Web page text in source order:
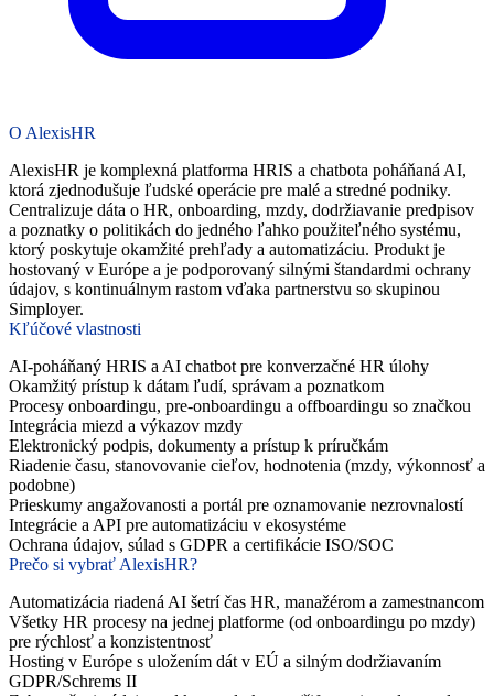
O AlexisHR
AlexisHR je komplexná platforma HRIS a chatbota poháňaná AI,
ktorá zjednodušuje ľudské operácie pre malé a stredné podniky.
Centralizuje dáta o HR, onboarding, mzdy, dodržiavanie predpisov
a poznatky o politikách do jedného ľahko použiteľného systému,
ktorý poskytuje okamžité prehľady a automatizáciu. Produkt je
hostovaný v Európe a je podporovaný silnými štandardmi ochrany
údajov, s kontinuálnym rastom vďaka partnerstvu so skupinou
Simployer.
Kľúčové vlastnosti
AI-poháňaný HRIS a AI chatbot pre konverzačné HR úlohy
Okamžitý prístup k dátam ľudí, správam a poznatkom
Procesy onboardingu, pre-onboardingu a offboardingu so značkou
Integrácia miezd a výkazov mzdy
Elektronický podpis, dokumenty a prístup k príručkám
Riadenie času, stanovovanie cieľov, hodnotenia (mzdy, výkonnosť a
podobne)
Prieskumy angažovanosti a portál pre oznamovanie nezrovnalostí
Integrácie a API pre automatizáciu v ekosystéme
Ochrana údajov, súlad s GDPR a certifikácie ISO/SOC
Prečo si vybrať AlexisHR?
Automatizácia riadená AI šetrí čas HR, manažérom a zamestnancom
Všetky HR procesy na jednej platforme (od onboardingu po mzdy)
pre rýchlosť a konzistentnosť
Hosting v Európe s uložením dát v EÚ a silným dodržiavaním
GDPR/Schrems II